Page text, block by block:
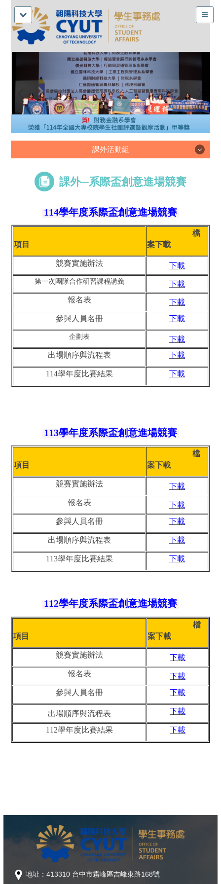
課外活動組
課外活動組
課外─系際盃創意進場競賽
114學年度系際盃創意進場競賽
項目
檔
案下載
競賽實施辦法 下載
第一次團隊合作研習課程講義
下載
報名表
下載
參與人員名冊
下載
企劃表
下載
出場順序與流程表
下載
114學年度比賽結果 下載
113學年度系際盃創意進場競賽
項目
檔
案下載
競賽實施辦法
下載
報名表
下載
參與人員名冊
下載
出場順序與流程表 下載
113學年度比賽結果 下載
112學年度系際盃創意進場競賽
項目
檔
案下載
競賽實施辦法
下載
報名表
下載
參與人員名冊
下載
出場順序與流程表 下載
112學年度比賽結果 下載
地址：413310 台中市霧峰區吉峰東路168號